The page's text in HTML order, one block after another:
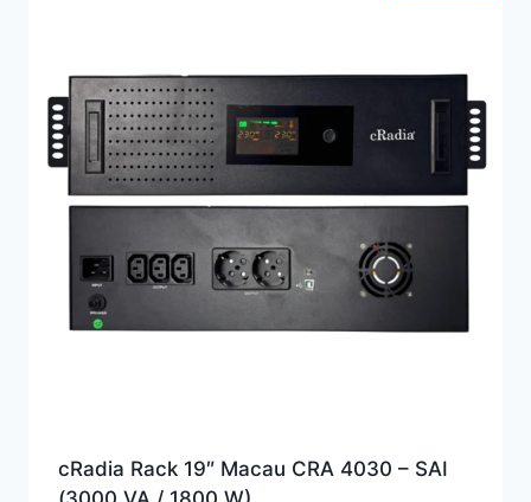
cRadia Rack 19″ Macau CRA 4030 – SAI